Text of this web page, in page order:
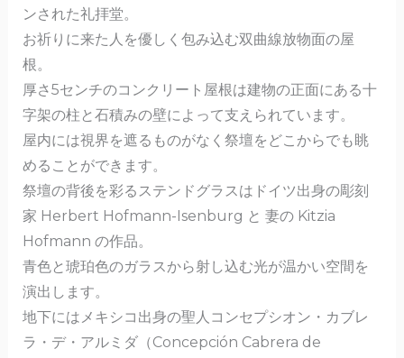
k
ンされた礼拝堂。
お祈りに来た人を優しく包み込む双曲線放物面の屋
根。
厚さ5センチのコンクリート屋根は建物の正面にある十
字架の柱と石積みの壁によって支えられています。
屋内には視界を遮るものがなく祭壇をどこからでも眺
めることができます。
祭壇の背後を彩るステンドグラスはドイツ出身の彫刻
家 Herbert Hofmann-Isenburg と 妻の Kitzia
Hofmann の作品。
青色と琥珀色のガラスから射し込む光が温かい空間を
演出します。
地下にはメキシコ出身の聖人コンセプシオン・カブレ
ラ・デ・アルミダ（Concepción Cabrera de